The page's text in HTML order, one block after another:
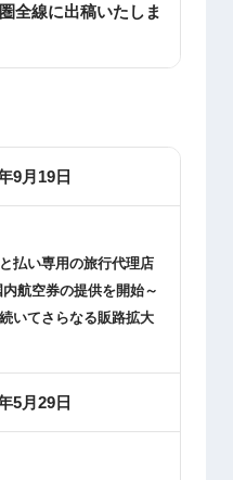
全線に出稿いたしま
9月19日
払い専用の旅行代理店
内航空券の提供を開始～
いてさらなる販路拡大
5月29日